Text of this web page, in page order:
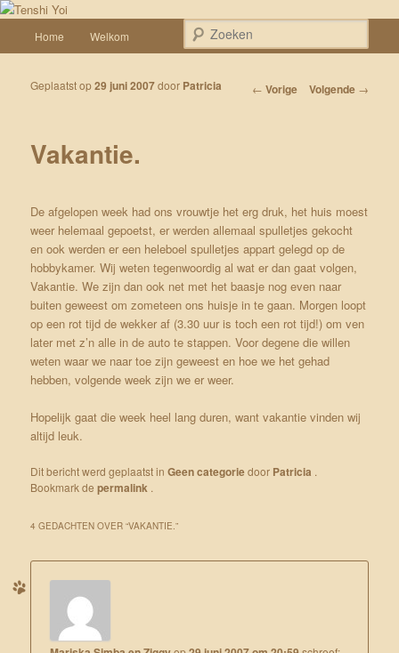
Spring naar de primaire inhoud
Tenshi Yoi
Een weblog over onze Shiba’s (Keiko, Rontu, Miyuki, Tatsu en Yumi)
Home Welkom
Bericht navigatie
← Vorige Volgende →
Vakantie.
Geplaatst op29 juni 2007door Patricia
De afgelopen week had ons vrouwtje het erg druk, het huis moest
weer helemaal gepoetst, er werden allemaal spulletjes gekocht
en ook werden er een heleboel spulletjes appart gelegd op de
hobbykamer. Wij weten tegenwoordig al wat er dan gaat volgen,
Vakantie. We zijn dan ook net met het baasje nog even naar
buiten geweest om zometeen ons huisje in te gaan. Morgen loopt
op een rot tijd de wekker af (3.30 uur is toch een rot tijd!) om ven
later met z’n alle in de auto te stappen. Voor degene die willen
weten waar we naar toe zijn geweest en hoe we het gehad
hebben, volgende week zijn we er weer.
Hopelijk gaat die week heel lang duren, want vakantie vinden wij
altijd leuk.
Dit bericht werd geplaatst inGeen categoriedoor Patricia .
Bookmark depermalink .
4 GEDACHTEN OVER “VAKANTIE.”